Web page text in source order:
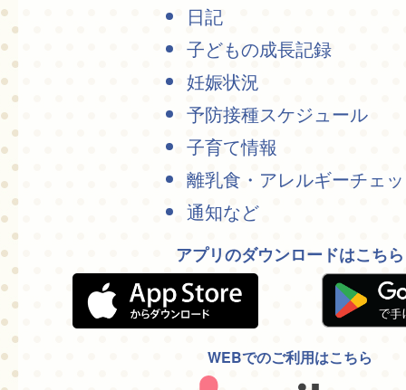
日記
子どもの成長記録
妊娠状況
予防接種スケジュール
子育て情報
離乳食・アレルギーチェ
通知など
アプリのダウンロードはこちら
WEBでのご利用はこちら